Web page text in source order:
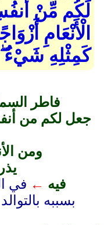
لَكُم مِّنْ
الْأَنْعَامِ
كَمِثْلِهِ شَيْءٌ
فاطر
جعل لكم من
ومن
فيه ← في
بسببه